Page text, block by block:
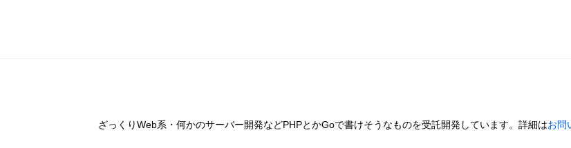
ざっくりWeb系・何かのサーバー開発などPHPとかGoで書けそうなものを受託開発しています。詳細はお問